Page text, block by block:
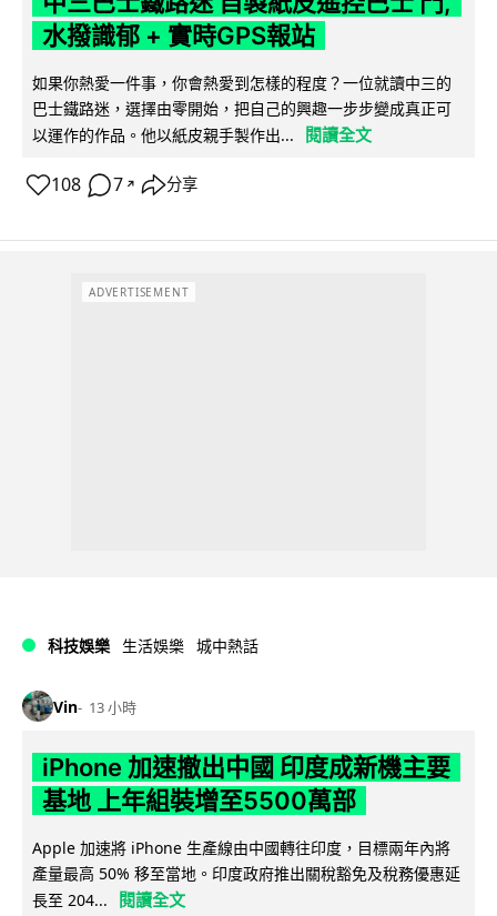
水撥識郁 + 實時GPS報站
如果你熱愛一件事，你會熱愛到怎樣的程度？一位就讀中三的
巴士鐵路迷，選擇由零開始，把自己的興趣一步步變成真正可
以運作的作品。他以紙皮親手製作出...
閱讀全文
108 7 ↗ 分享
ADVERTISEMENT
科技娛樂 生活娛樂 城中熱話
Vin 13 小時
iPhone 加速撤出中國 印度成新機主要
基地 上年組裝增至5500萬部
Apple 加速將 iPhone 生產線由中國轉往印度，目標兩年內將
產量最高 50% 移至當地。印度政府推出關稅豁免及稅務優惠延
長至 204...
閱讀全文